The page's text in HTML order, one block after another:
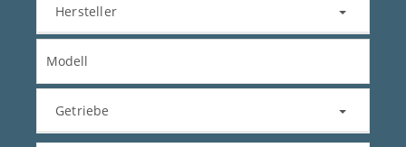
Hersteller
Getriebe